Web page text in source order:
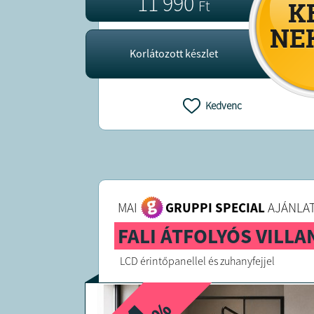
Ft
Korlátozott készlet
Kedvenc
MAI GRUPPI SPECIAL
FALI ÁTFOLYÓS
LCD érintőpanellel és zuhanyfejjel